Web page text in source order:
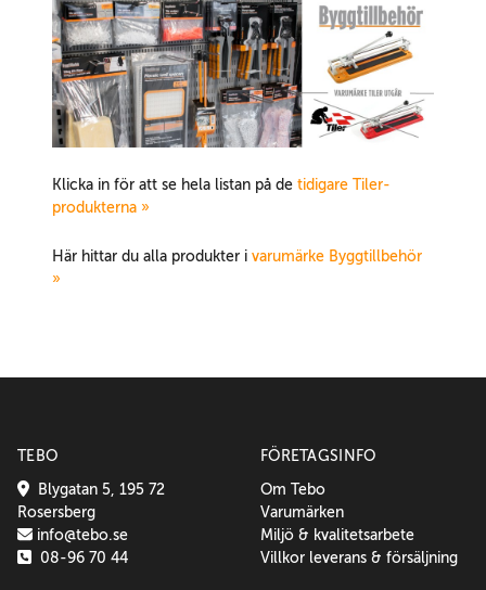
Klicka in för att se hela listan på de tidigare Tiler-
produkterna »
Här hittar du alla produkter i varumärke Byggtillbehör
»
TEBO
Blygatan 5, 195 72
Rosersberg
info@tebo.se
08-96 70 44
FÖRETAGSINFO
Om Tebo
Varumärken
Miljö & kvalitetsarbete
Villkor leverans & försäljning